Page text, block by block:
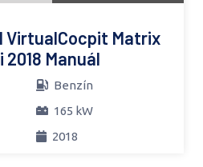
VirtualCocpit Matrix
2018 Manuál
Benzín
165 kW
2018